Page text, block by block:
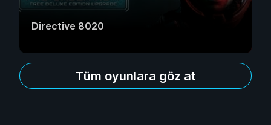
Directive 8020
Tüm oyunlara göz at